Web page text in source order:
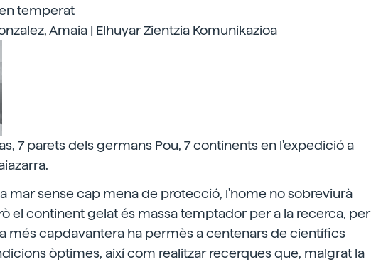
temperat
Amaia | Elhuyar Zientzia Komunikazioa
7 parets dels germans Pou, 7 continents en l'expedició a
mar sense cap mena de protecció, l'home no sobreviurà
el continent gelat és massa temptador per a la recerca, per
més capdavantera ha permès a centenars de científics
òptimes, així com realitzar recerques que, malgrat la